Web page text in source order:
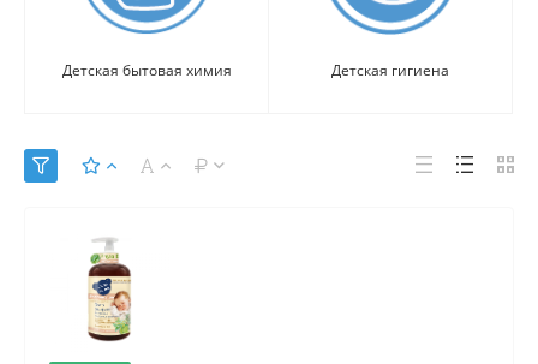
Детская бытовая химия Детская гигиена